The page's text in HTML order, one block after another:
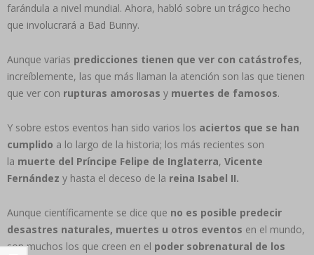
farándula a nivel mundial. Ahora, habló sobre un trágico hecho
que involucrará a Bad Bunny.
Aunque varias predicciones tienen que ver con catástrofes,
increíblemente, las que más llaman la atención son las que tienen
que ver con rupturas amorosas y muertes de famosos.
Y sobre estos eventos han sido varios los aciertos que se han
cumplido a lo largo de la historia; los más recientes son
la muerte del Príncipe Felipe de Inglaterra, Vicente
Fernández y hasta el deceso de la reina Isabel II.
Aunque científicamente se dice que no es posible predecir
desastres naturales, muertes u otros eventos en el mundo,
son muchos los que creen en el poder sobrenatural de los